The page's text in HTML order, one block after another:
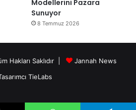
Modellerini Pazara
Sunuyor
8 Temmuz 2026
Hakları Saklıdır |
Jannah News
TieLabs